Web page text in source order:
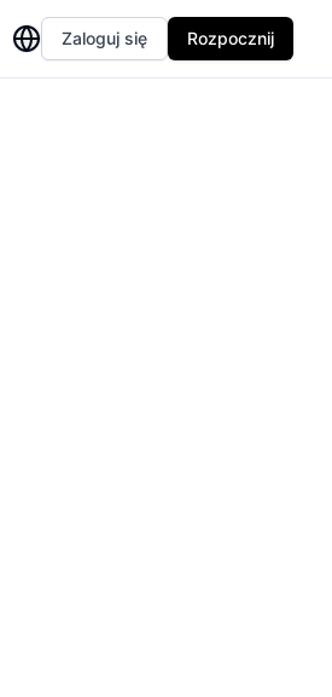
Zaloguj się Rozpocznij